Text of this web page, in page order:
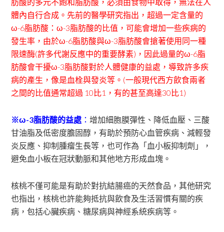
體內自行合成。先前的醫學研究指出，超過一定含量的
ω-6脂肪酸：ω-3脂肪酸的比值，可能會增加一些疾病的
發生率，由於ω-6脂肪酸與ω-3脂肪酸會搶著使用同一種
限速酶(許多代謝反應中的重要酵素)，因此過量的ω-6脂
肪酸會干擾ω-3脂肪酸對於人體健康的益處，導致許多疾
病的產生，像是血栓與發炎等。(一般現代西方飲食兩者
之間的比值通常超過 10比1，有的甚至高達30比1)
※ω-3脂肪酸的益處 ：增加細胞膜彈性、降低血壓、三酸
甘油脂及低密度膽固醇，有助於預防心血管疾病、減輕發
炎反應、抑制腫瘤生長等，也可作為「血小板抑制劑」，
避免血小板在冠狀動脈和其他地方形成血塊。
核桃不僅可能是有助於對抗結腸癌的天然食品，其他研究
也指出，核桃也許能夠抵抗與飲食及生活習慣有關的疾
病，包括心臟疾病、糖尿病與神經系統疾病等。